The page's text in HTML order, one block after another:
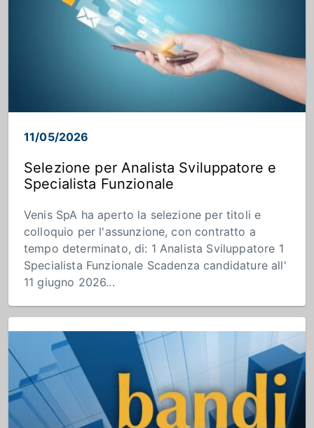
11/05/2026
Selezione per Analista Sviluppatore e
Specialista Funzionale
Venis SpA ha aperto la selezione per titoli e
colloquio per l'assunzione, con contratto a
tempo determinato, di: 1 Analista Sviluppatore 1
Specialista Funzionale Scadenza candidature all'
11 giugno 2026...